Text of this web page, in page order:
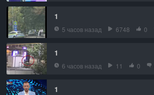
1
5 часов назад 6748 0
1
6 часов назад 11 0
1